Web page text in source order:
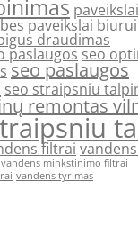
paveikslai
paveikslai biurui
draudimas
paslaugos seo
seo paslaugos
seo straipsniu
remontas
filtrai
vandens minkstinimo filtrai
vandens tyrimas